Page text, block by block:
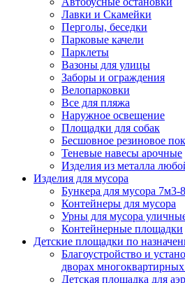
Лавки и Скамейки
Перголы, беседки
Парковые качели
Парклеты
Вазоны для улицы
Заборы и ограждения
Велопарковки
Все для пляжа
Наружное освещение
Площадки для собак
Бесшовное резиновое
Теневые навесы арочные
Изделия из металла
Изделия для мусора
Бункера для мусора 7м3-
Контейнеры для мусора
Урны для мусора
Контейнерные площадки
Детские площадки по
Благоустройство и
дворах
Детская площадка для